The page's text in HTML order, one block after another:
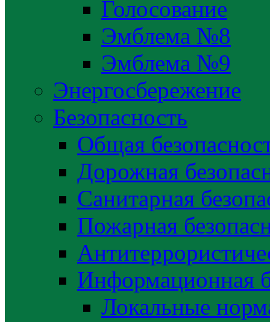
Голосование
Эмблема №8
Эмблема №9
Энергосбережение
Безопасность
Общая
Дорожная
Санитарная
Пожарная
Информационная
Локальные